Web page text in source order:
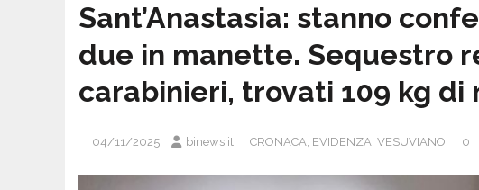
Sant’Anastasia: stanno
due in manette. Sequestro
carabinieri, trovati 109 kg di
04/11/2025 binews.it CRONACA, EVIDENZA, VESUVIANO 0